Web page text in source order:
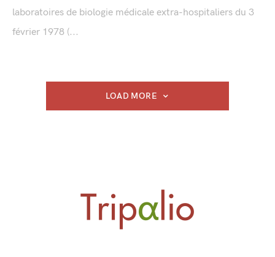
laboratoires de biologie médicale extra-hospitaliers du 3
février 1978 (...
LOAD MORE